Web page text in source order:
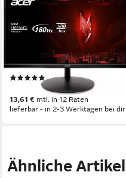
ACER
XF240Y Gaming-Monitor
60,5 cm/ 23.8 Zoll
Diagonale
1920x1080 px, FHD
Auflösung
Reaktionszeit
Produktdatenblatt
(1)
149,00 €
13,61 € mtl. in 12 Raten
lieferbar - in 2-3 Werktagen bei dir
Ähnliche Artikel